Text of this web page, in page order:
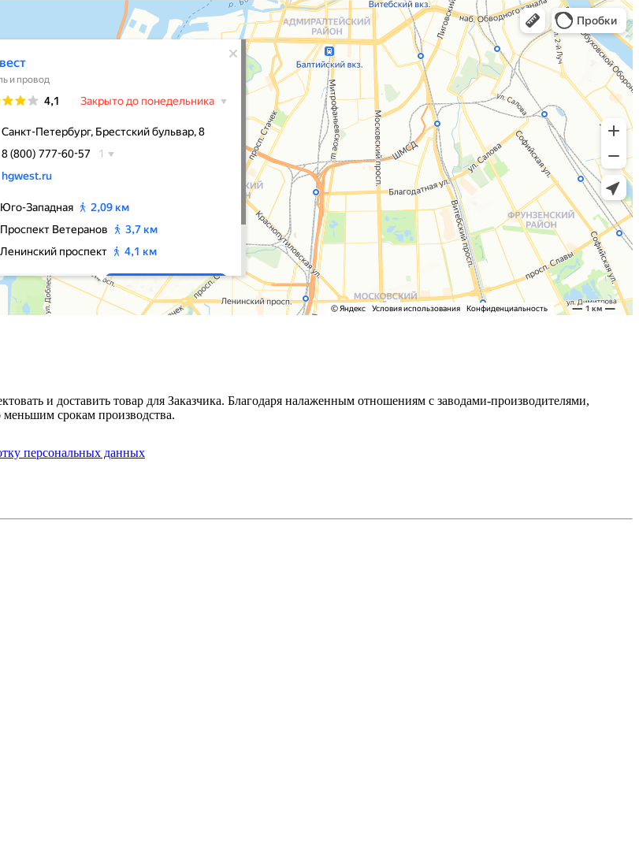
и доставить товар для Заказчика. Благодаря налаженным отношениям с заводами-производителями,
срокам производства.
персональных данных